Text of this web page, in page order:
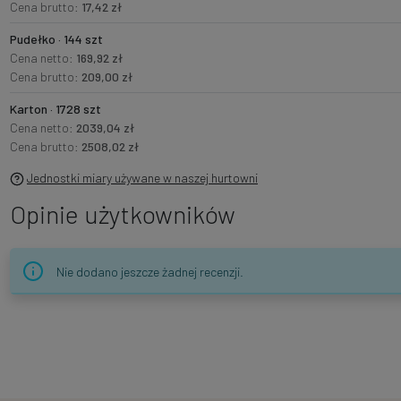
Cena brutto: 17,42 zł
Pudełko · 144 szt
Cena netto: 169,92 zł
Cena brutto: 209,00 zł
Karton · 1728 szt
Cena netto: 2039,04 zł
Cena brutto: 2508,02 zł
Jednostki miary używane w naszej hurtowni
Opinie użytkowników
Nie dodano jeszcze żadnej recenzji.